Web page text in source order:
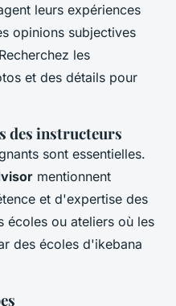
leurs expériences
opinions subjectives
les
et des détails pour
des instructeurs
sont essentielles.
mentionnent
et d'expertise des
écoles ou ateliers où les
des écoles d'ikebana